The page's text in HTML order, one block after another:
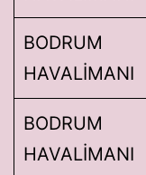
BODRUM
HAVALİMANI
BODRUM
HAVALİMANI